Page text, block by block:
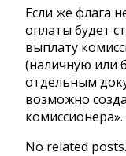
Если же флага
оплаты будет
выплату
(наличную или
отдельным
возможно
комиссионера».
No related posts.